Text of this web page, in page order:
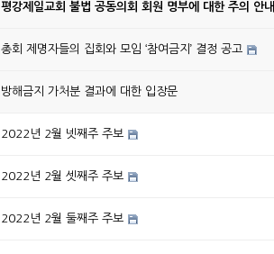
평강제일교회 불법 공동의회 회원 명부에 대한 주의 안내
총회 제명자들의 집회와 모임 ‘참여금지’ 결정 공고
방해금지 가처분 결과에 대한 입장문
2022년 2월 넷째주 주보
2022년 2월 셋째주 주보
2022년 2월 둘째주 주보